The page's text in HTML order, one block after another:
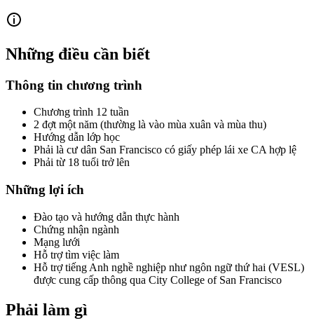
Những điều cần biết
Thông tin chương trình
Chương trình 12 tuần
2 đợt một năm (thường là vào mùa xuân và mùa thu)
Hướng dẫn lớp học
Phải là cư dân San Francisco có giấy phép lái xe CA hợp lệ
Phải từ 18 tuổi trở lên
Những lợi ích
Đào tạo và hướng dẫn thực hành
Chứng nhận ngành
Mạng lưới
Hỗ trợ tìm việc làm
Hỗ trợ tiếng Anh nghề nghiệp như ngôn ngữ thứ hai (VESL)
được cung cấp thông qua City College of San Francisco
Phải làm gì